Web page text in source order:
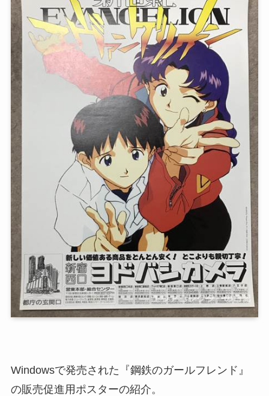
Windowsで発売された『鋼鉄のガールフレンド』
の販売促進用ポスターの紹介。